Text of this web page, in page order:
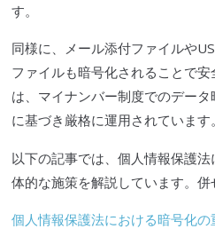
す。
同様に、メール添付ファイルや
ファイルも暗号化されることで
は、マイナンバー制度でのデータ
に基づき厳格に運用されています。
以下の記事では、個人情報保護
体的な施策を解説しています。併
個人情報保護法における暗号化